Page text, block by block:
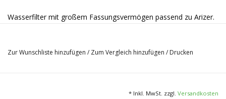
Wasserfilter mit großem Fassungsvermögen passend zu Arizer.
1x Wasserfilter groß
Zur Wunschliste hinzufügen / Zum Vergleich hinzufügen / Drucken
* Inkl. MwSt. zzgl. Versandkosten